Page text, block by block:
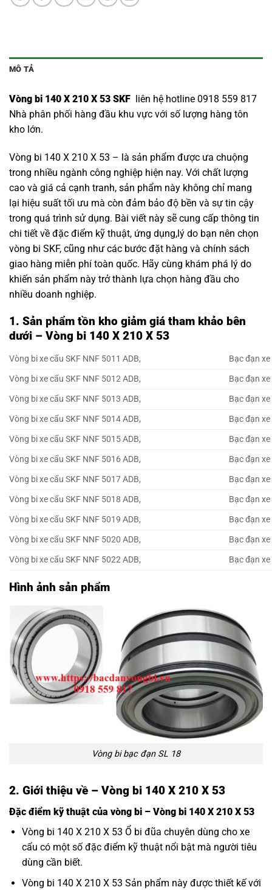
MÔ TẢ
Vòng bi 140 X 210 X 53 SKF liên hệ hotline 0918 559 817
Nhà phân phối hàng đầu khu vực với số lượng hàng tôn
kho lớn.
Vòng bi 140 X 210 X 53 – là sản phẩm được ưa chuộng
trong nhiều ngành công nghiệp hiện nay. Với chất lượng
cao và giá cả cạnh tranh, sản phẩm này không chỉ mang
lại hiệu suất tối ưu mà còn đảm bảo độ bền và sự tin cậy
trong quá trình sử dụng. Bài viết này sẽ cung cấp thông tin
chi tiết về đặc điểm kỹ thuật, ứng dụng,lý do bạn nên chọn
vòng bi SKF, cũng như các bước đặt hàng và chính sách
giao hàng miễn phí toàn quốc. Hãy cùng khám phá lý do
khiến sản phẩm này trở thành lựa chọn hàng đầu cho
nhiều doanh nghiệp.
1. Sản phẩm tồn kho giảm giá tham khảo bên
dưới – Vòng bi 140 X 210 X 53
Vòng bi xe cẩu SKF NNF 5011 ADB,
Bạc đạn
Vòng bi xe cẩu SKF NNF 5012 ADB,
Bạc đạn
Vòng bi xe cẩu SKF NNF 5013 ADB,
Bạc đạn
Vòng bi xe cẩu SKF NNF 5014 ADB,
Bạc đạn
Vòng bi xe cẩu SKF NNF 5015 ADB,
Bạc đạn
Vòng bi xe cẩu SKF NNF 5016 ADB,
Bạc đạn
Vòng bi xe cẩu SKF NNF 5017 ADB,
Bạc đạn
Vòng bi xe cẩu SKF NNF 5018 ADB,
Bạc đạn
Vòng bi xe cẩu SKF NNF 5019 ADB,
Bạc đạn
Vòng bi xe cẩu SKF NNF 5020 ADB,
Bạc đạn
Vòng bi xe cẩu SKF NNF 5022 ADB,
Bạc đạn
Hình ảnh sản phẩm
Vòng bi bạc đạn SL 18
2. Giới thiệu về – Vòng bi 140 X 210 X 53
Đặc điểm kỹ thuật của vòng bi – Vòng bi 140 X 210 X 53
Vòng bi 140 X 210 X 53 Ổ bi đũa chuyên dùng cho xe
cẩu có một số đặc điểm kỹ thuật nổi bật mà người tiêu
dùng cần biết.
Vòng bi 140 X 210 X 53 Sản phẩm này được thiết kế với